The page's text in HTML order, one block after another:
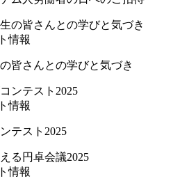
情報
皆さんとの学びと気づき
情報
テスト2025
情報